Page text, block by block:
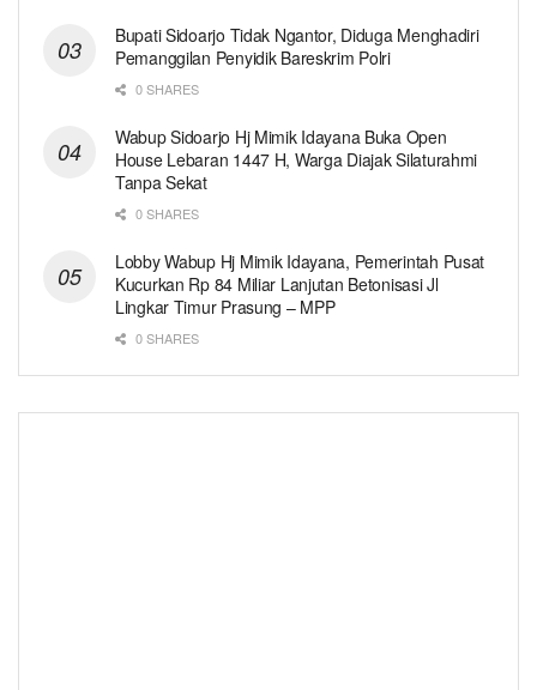
Bupati Sidoarjo Tidak Ngantor, Diduga Menghadiri
Pemanggilan Penyidik Bareskrim Polri
0 SHARES
Wabup Sidoarjo Hj Mimik Idayana Buka Open
House Lebaran 1447 H, Warga Diajak Silaturahmi
Tanpa Sekat
0 SHARES
Lobby Wabup Hj Mimik Idayana, Pemerintah Pusat
Kucurkan Rp 84 Miliar Lanjutan Betonisasi Jl
Lingkar Timur Prasung – MPP
0 SHARES